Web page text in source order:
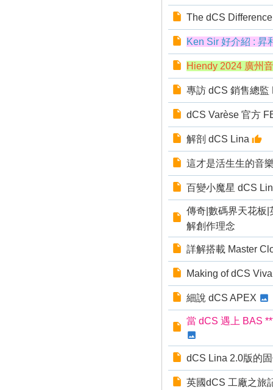
The dCS Difference
Ken Sir 好介紹 : 昇
Hiendy 2024 廣州
專訪 dCS 銷售總監
dCS Varèse 官方
解剖 dCS Lina
這才是活生生的音
百變小魔星 dCS
傳奇|數碼界天花板
解創作理念
詳解搭載 Master
Making of dCS
細說 dCS APEX
當 dCS 遇上 BAS
dCS Lina 2.0版的
英國dCS 工廠之旅